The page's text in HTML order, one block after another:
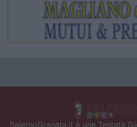
SalernoGranata.it è una Testata